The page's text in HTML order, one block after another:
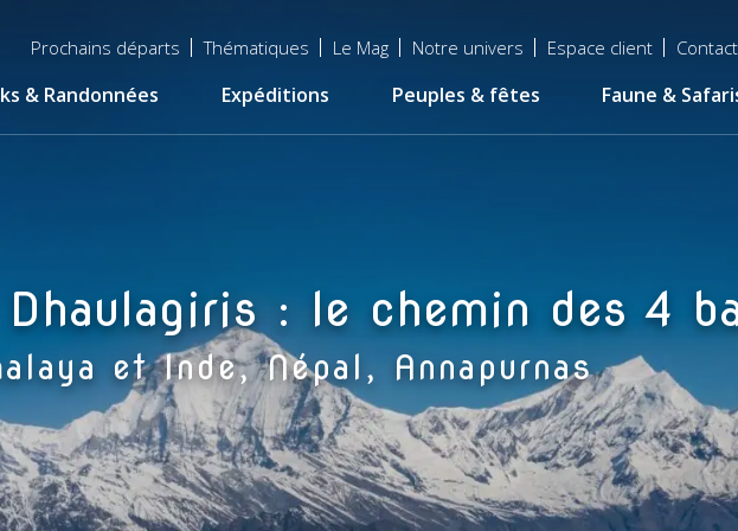
Menu
Prochains départs Thématiques Le Mag Notre univers Espace client
& Randonnées Expéditions Peuples & fêtes Faune &
: le chemin des 4
et Inde, Népal, Annapurnas